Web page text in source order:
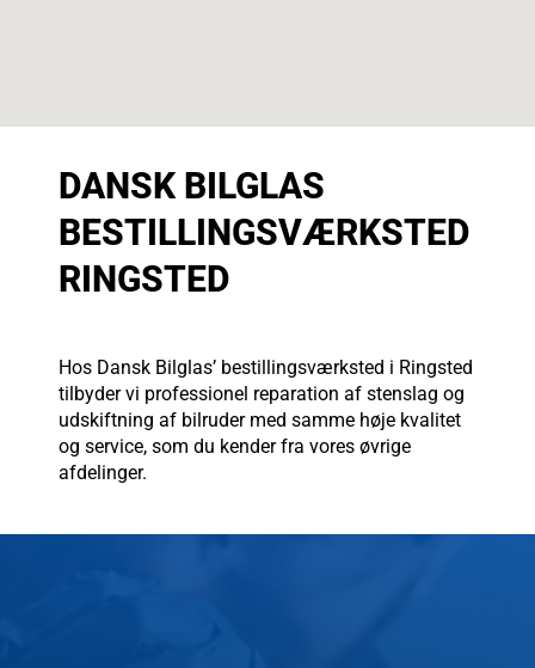
DANSK BILGLAS
BESTILLINGSVÆRKSTED
RINGSTED
Hos Dansk Bilglas’ bestillingsværksted i Ringsted
tilbyder vi professionel reparation af stenslag og
udskiftning af bilruder med samme høje kvalitet
og service, som du kender fra vores øvrige
afdelinger.